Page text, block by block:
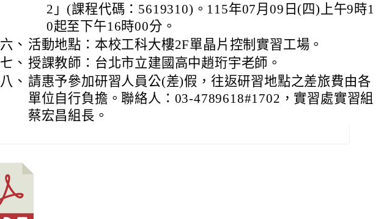
2」(課程代碼：5619310)。115年07月09日(四)上午9時1
0起至下午16時00分。
六、 活動地點：本校工科大樓2F單晶片控制實習工場。
七、 授課教師：台北市立建國高中趙珩宇老師。
八、 請惠予參加研習人員公(差)假，往返研習地點之差旅費由各
單位自行負擔。聯絡人：03-4789618#1702，實習處實習組
蔡宏昌組長。